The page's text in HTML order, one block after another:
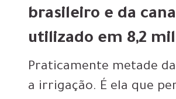
brasileiro e da
utilizado em 8,2
Praticamente metade
a irrigação. É ela que